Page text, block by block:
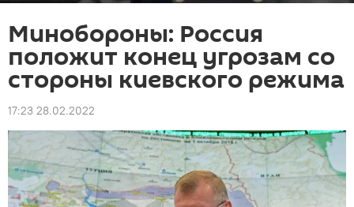
Минобороны: Россия
положит конец угрозам со
стороны киевского режима
17:23 28.02.2022